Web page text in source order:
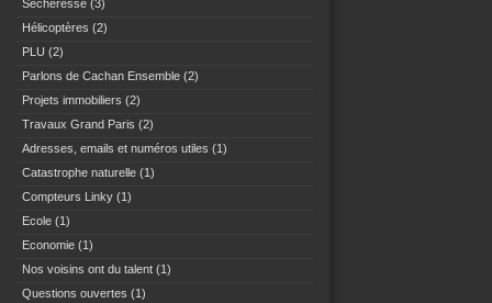
Sécheresse (3)
Hélicoptères (2)
PLU (2)
Parlons de Cachan Ensemble (2)
Projets immobiliers (2)
Travaux Grand Paris (2)
Adresses, emails et numéros utiles (1)
Catastrophe naturelle (1)
Compteurs Linky (1)
Ecole (1)
Economie (1)
Nos voisins ont du talent (1)
Questions ouvertes (1)